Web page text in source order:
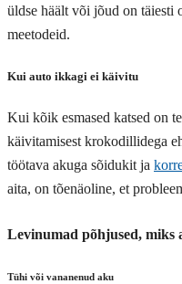
üldse häält või jõud on täiesti
meetodeid.
Kui auto ikkagi ei käivitu
Kui kõik esmased katsed on
käivitamisest krokodillidega
töötava akuga sõidukit ja
aita, on tõenäoline, et
Levinumad põhjused, miks
Tühi või vananenud aku